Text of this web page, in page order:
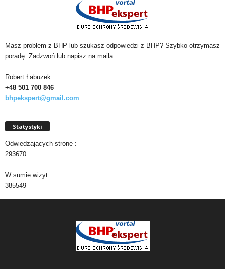
Masz problem z BHP lub szukasz odpowiedzi z BHP? Szybko otrzymasz
poradę. Zadzwoń lub napisz na maila.
Robert Łabuzek
+48 501 700 846
bhpekspert@gmail.com
Statystyki
Odwiedzających stronę :
293670
W sumie wizyt :
385549